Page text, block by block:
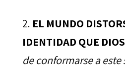
EL MUNDO
IDENTIDAD QUE
de conformarse a este